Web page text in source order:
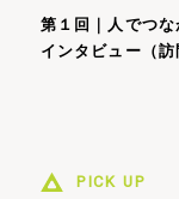
第１回｜人でつ
インタビュー（訪
PICK UP